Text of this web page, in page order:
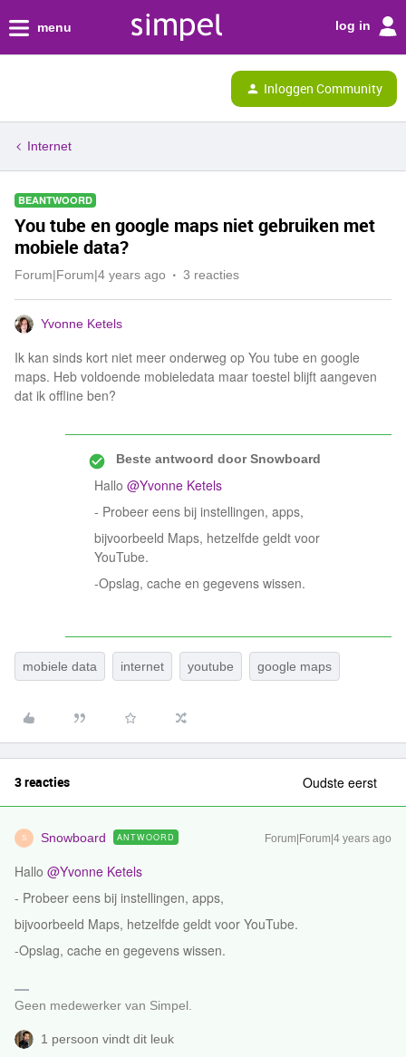
menu log in
Inloggen Community
Internet
BEANTWOORD
You tube en google maps niet gebruiken met
mobiele data?
Forum|Forum|4 years ago 3 reacties
Yvonne Ketels
Ik kan sinds kort niet meer onderweg op You tube en google
maps. Heb voldoende mobieledata maar toestel blijft aangeven
dat ik offline ben?
Beste antwoord doorSnowboard
Hallo @Yvonne Ketels
- Probeer eens bij instellingen, apps,
bijvoorbeeld Maps, hetzelfde geldt voor
YouTube.
-Opslag, cache en gegevens wissen.
mobiele data internet youtube google maps
3 reacties Oudste eerst
S Snowboard ANTWOORD Forum|Forum|4 years ago
Hallo @Yvonne Ketels
- Probeer eens bij instellingen, apps,
bijvoorbeeld Maps, hetzelfde geldt voor YouTube.
-Opslag, cache en gegevens wissen.
Geen medewerker van Simpel.
1 persoon vindt dit leuk